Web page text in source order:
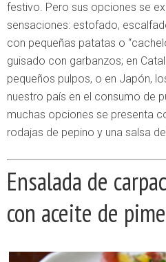
festivo. Pero sus opciones se
sensaciones: estofado,
con pequeñas patatas o
guisado con garbanzos; en
pequeños pulpos, o en Japón,
nuestro país en el consumo de
muchas opciones se presenta
rodajas de pepino y una salsa
Ensalada de
con aceite de